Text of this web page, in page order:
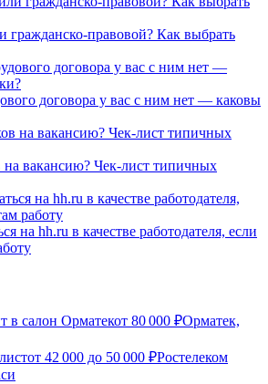
гражданско-правовой? Как выбрать
договора у вас с ним нет — каковы
на вакансию? Чек-лист типичных
на hh.ru в качестве работодателя, если
в салон Орматекот 80 000 ₽Орматек,
от 42 000 до 50 000 ₽Ростелеком